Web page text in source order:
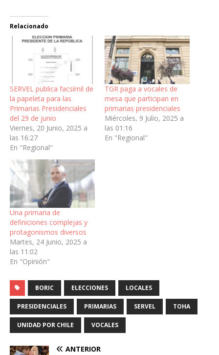
Relacionado
SERVEL publica facsímil de
la papeleta para las
Primarias Presidenciales
del 29 de junio
Viernes, 20 Junio, 2025 a
las 16:27
En "Regional"
TGR paga a vocales de
mesa que participan en
primarias presidenciales
Miércoles, 9 Julio, 2025 a
las 01:16
En "Regional"
Una primaria de
definiciones complejas y
protagonismos diversos
Martes, 24 Junio, 2025 a
las 11:02
En "Opinión"
BORIC ELECCIONES LOCALES
PRESIDENCIALES PRIMARIAS SERVEL TOHA
UNIDAD POR CHILE VOCALES
ANTERIOR